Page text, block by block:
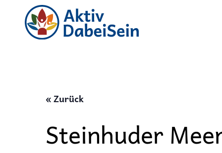
« Zurück
Steinhuder